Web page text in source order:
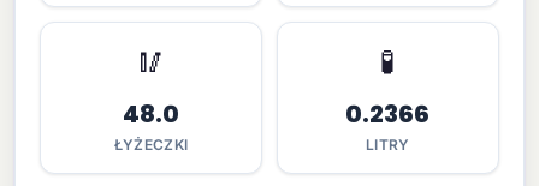
🥢
48.0
ŁYŻECZKI
🧪
0.2366
LITRY